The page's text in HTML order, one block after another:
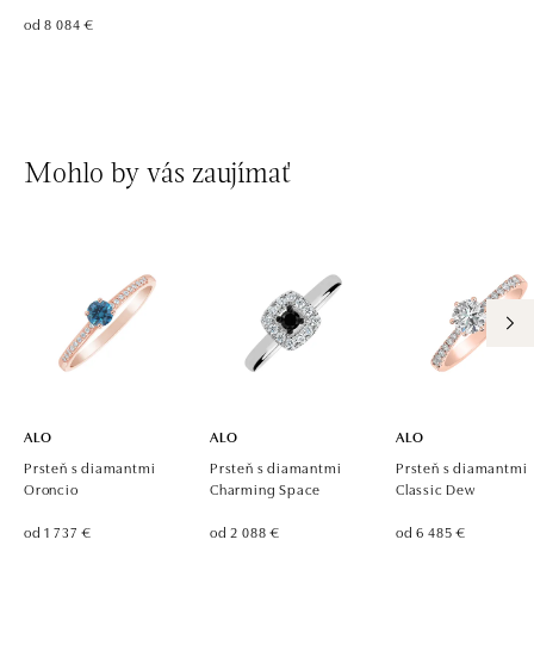
od 8 084 €
Mohlo by vás zaujímať
ALO
Prsteň s diamantmi
Oroncio
od 1 737 €
ALO
Prsteň s diamantmi
Charming Space
od 2 088 €
ALO
Prsteň s diamantmi
Classic Dew
od 6 485 €